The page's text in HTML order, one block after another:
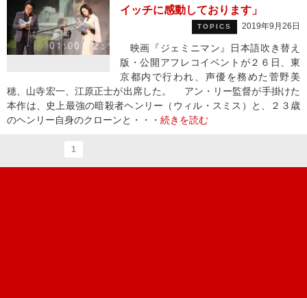
イッチに感動しております」
TOPICS 2019年9月26日
映画『ジェミニマン』日本語吹き替え
版・公開アフレコイベントが２６日、東
京都内で行われ、声優を務めた菅野美
穂、山寺宏一、江原正士が出席した。 アン・リー監督が手掛けた
本作は、史上最強の暗殺者ヘンリー（ウィル・スミス）と、２３歳
のヘンリー自身のクローンと・・・ 続きを読む
1